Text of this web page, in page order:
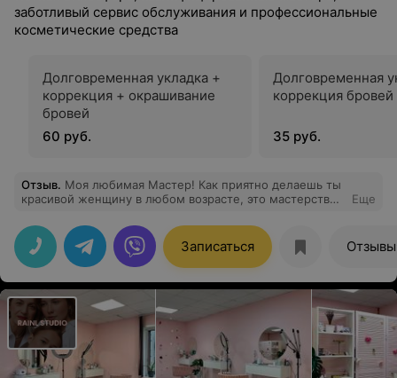
заботливый сервис обслуживания и профессиональные
косметические средства
Долговременная укладка +
коррекция + окрашивание
бровей
60 руб.
Долговременная
коррекция бровей
35 руб.
Отзыв. Моя любимая Мастер! Как приятно делаешь ты
красивой женщину в любом возрасте, это мастерство!
молоденьким девочкам, Олина работа над нами
оставляет только огромный позитив во внешности и
прибавляет огромной уверенности в себе. Спасибо !!!
Еще
Записаться Отзывы